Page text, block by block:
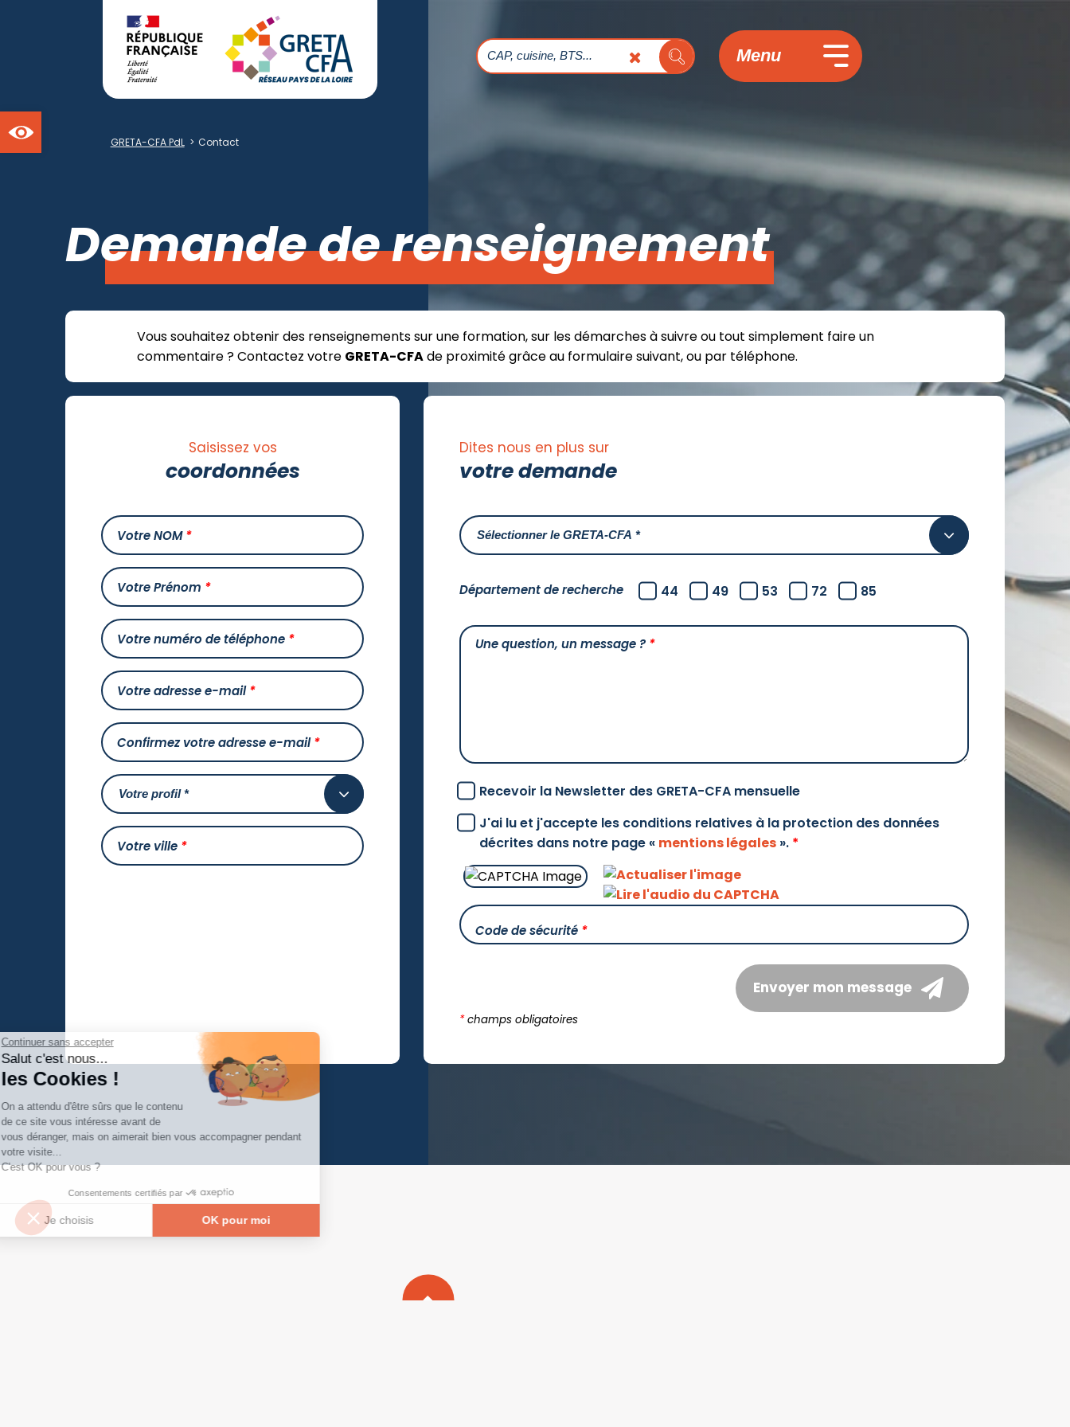
GRETA-CFA PdL > Contact
Menu
Demande de renseignement
Vous souhaitez obtenir des renseignements sur une formation, sur les démarches à suivre ou tout simplement faire un
commentaire ? Contactez votre GRETA-CFAde proximité grâce au formulaire suivant, ou par téléphone.
Saisissez vos
coordonnées
Votre NOM*
Votre Prénom *
Votre numéro de téléphone *
Votre adresse e-mail*
Confirmez votre adresse e-mail*
Votre ville *
Dites nous en plus sur
votre demande
Département de recherche 44 49 53 72 85
Une question, un message ? *
Recevoir la Newsletter des GRETA-CFA mensuelle
J'ai lu et j'accepte les conditions relatives à la protection des données
décrites dans notre page « mentions légales ». *
Code de sécurité *
Envoyer mon message
*champs obligatoires
Ouvrir la barre d'outils
Continuer sans accepter
Salut c'est nous...
les Cookies !
On a attendu d'être sûrs que le contenu
de ce site vous intéresse avant de
vous déranger, mais on aimerait bien vous accompagner pendant
votre visite...
C'est OK pour vous ?
Consentements certifiés par
Je choisis OK pour moi
Notre plateforme vous permet d'adapter et de gérer vos paramètres de confidentialité, en garantissant la conformité avec les réglementations.